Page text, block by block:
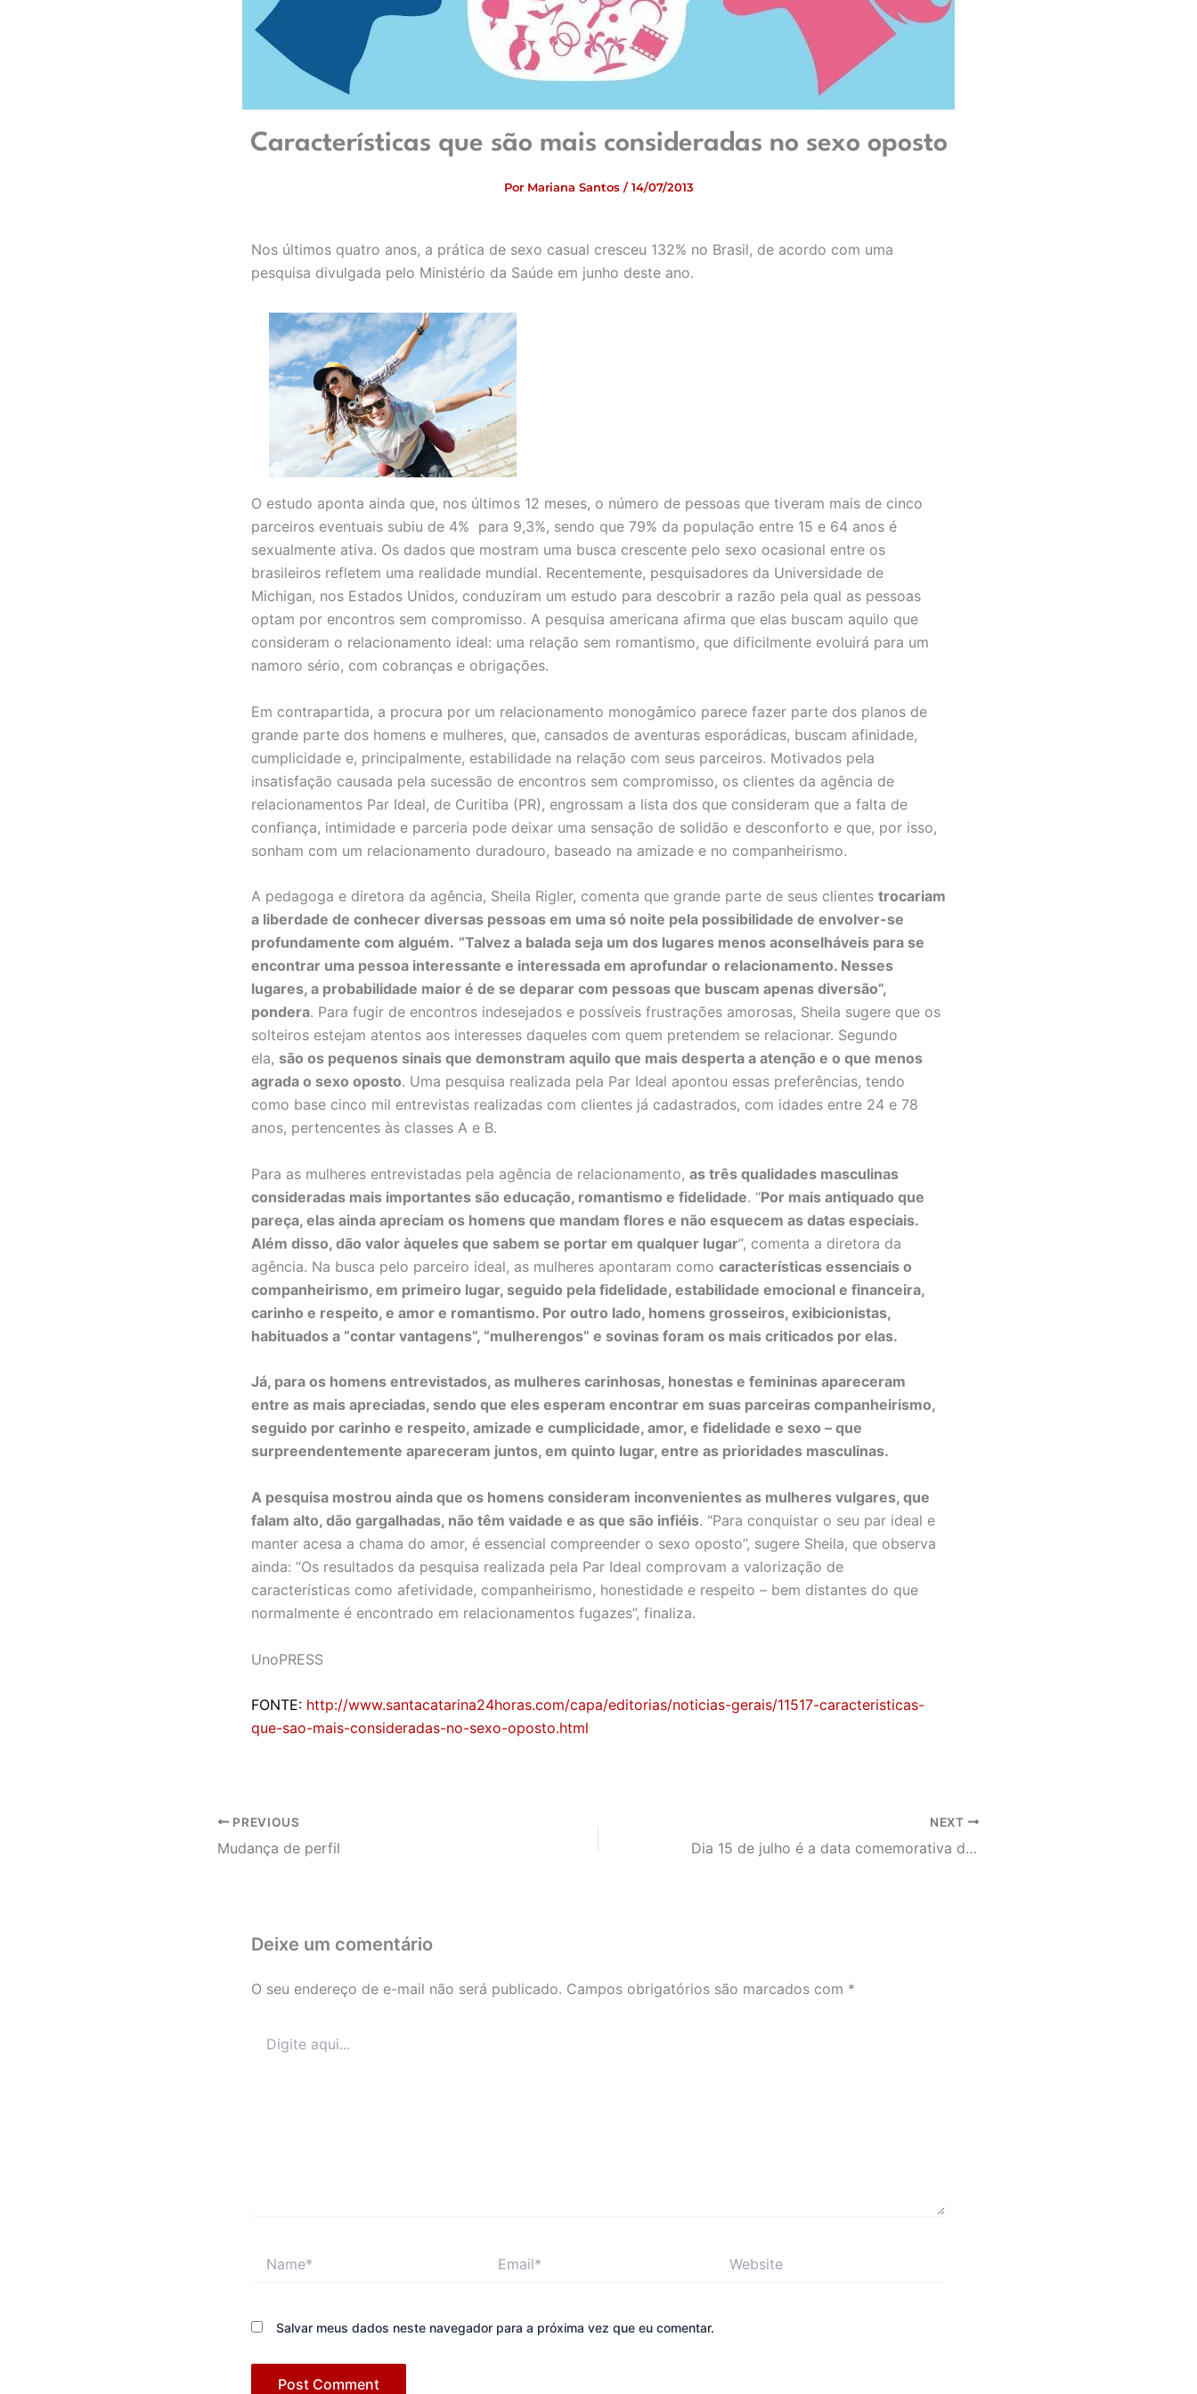
Características que são mais consideradas no sexo oposto
Por Mariana Santos /14/07/2013
Nos últimos quatro anos, a prática de sexo casual cresceu 132% no Brasil, de acordo com uma
pesquisa divulgada pelo Ministério da Saúde em junho deste ano.
O estudo aponta ainda que, nos últimos 12 meses, o número de pessoas que tiveram mais de cinco
parceiros eventuais subiu de 4% para 9,3%, sendo que 79% da população entre 15 e 64 anos é
sexualmente ativa. Os dados que mostram uma busca crescente pelo sexo ocasional entre os
brasileiros refletem uma realidade mundial. Recentemente, pesquisadores da Universidade de
Michigan, nos Estados Unidos, conduziram um estudo para descobrir a razão pela qual as pessoas
optam por encontros sem compromisso. A pesquisa americana afirma que elas buscam aquilo que
consideram o relacionamento ideal: uma relação sem romantismo, que dificilmente evoluirá para um
namoro sério, com cobranças e obrigações.
Em contrapartida, a procura por um relacionamento monogâmico parece fazer parte dos planos de
grande parte dos homens e mulheres, que, cansados de aventuras esporádicas, buscam afinidade,
cumplicidade e, principalmente, estabilidade na relação com seus parceiros. Motivados pela
insatisfação causada pela sucessão de encontros sem compromisso, os clientes da agência de
relacionamentos Par Ideal, de Curitiba (PR), engrossam a lista dos que consideram que a falta de
confiança, intimidade e parceria pode deixar uma sensação de solidão e desconforto e que, por isso,
sonham com um relacionamento duradouro, baseado na amizade e no companheirismo.
A pedagoga e diretora da agência, Sheila Rigler, comenta que grande parte de seus clientes trocariam
a liberdade de conhecer diversas pessoas em uma só noite pela possibilidade de envolver-se
profundamente com alguém. “Talvez a balada seja um dos lugares menos aconselháveis para se
encontrar uma pessoa interessante e interessada em aprofundar o relacionamento. Nesses
lugares, a probabilidade maior é de se deparar com pessoas que buscam apenas diversão”,
pondera. Para fugir de encontros indesejados e possíveis frustrações amorosas, Sheila sugere que os
solteiros estejam atentos aos interesses daqueles com quem pretendem se relacionar. Segundo
ela, são os pequenos sinais que demonstram aquilo que mais desperta a atenção e o que menos
agrada o sexo oposto. Uma pesquisa realizada pela Par Ideal apontou essas preferências, tendo
como base cinco mil entrevistas realizadas com clientes já cadastrados, com idades entre 24 e 78
anos, pertencentes às classes A e B.
Para as mulheres entrevistadas pela agência de relacionamento, as três qualidades masculinas
consideradas mais importantes são educação, romantismo e fidelidade. “Por mais antiquado que
pareça, elas ainda apreciam os homens que mandam flores e não esquecem as datas especiais.
Além disso, dão valor àqueles que sabem se portar em qualquer lugar“, comenta a diretora da
agência. Na busca pelo parceiro ideal, as mulheres apontaram como características essenciais o
companheirismo, em primeiro lugar, seguido pela fidelidade, estabilidade emocional e financeira,
carinho e respeito, e amor e romantismo. Por outro lado, homens grosseiros, exibicionistas,
habituados a “contar vantagens”, “mulherengos” e sovinas foram os mais criticados por elas.
Já, para os homens entrevistados, as mulheres carinhosas, honestas e femininas apareceram
entre as mais apreciadas, sendo que eles esperam encontrar em suas parceiras companheirismo,
seguido por carinho e respeito, amizade e cumplicidade, amor, e fidelidade e sexo – que
surpreendentemente apareceram juntos, em quinto lugar, entre as prioridades masculinas.
A pesquisa mostrou ainda que os homens consideram inconvenientes as mulheres vulgares, que
falam alto, dão gargalhadas, não têm vaidade e as que são infiéis. “Para conquistar o seu par ideal e
manter acesa a chama do amor, é essencial compreender o sexo oposto”, sugere Sheila, que observa
ainda: “Os resultados da pesquisa realizada pela Par Ideal comprovam a valorização de
características como afetividade, companheirismo, honestidade e respeito – bem distantes do que
normalmente é encontrado em relacionamentos fugazes”, finaliza.
UnoPRESS
FONTE: http://www.santacatarina24horas.com/capa/editorias/noticias-gerais/11517-caracteristicas-
que-sao-mais-consideradas-no-sexo-oposto.html
PREVIOUS
Mudança de perfil
NEXT
Dia 15 de julho é a data comemorativa do Dia do Homem
Deixe um comentário
O seu endereço de e-mail não será publicado. Campos obrigatórios são marcados com *
aqui...
Salvar meus dados neste navegador para a próxima vez que eu comentar.